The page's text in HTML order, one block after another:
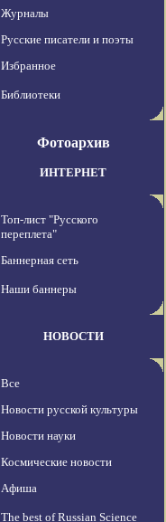
Журналы
Русские писатели и поэты
Избранное
Библиотеки
Фотоархив
ИНТЕРНЕТ
Топ-лист "Русского
переплета"
Баннерная сеть
Наши баннеры
НОВОСТИ
Все
Новости русской культуры
Новости науки
Космические новости
Афиша
The best of Russian Science